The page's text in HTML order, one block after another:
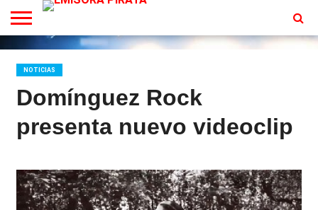
TV
EN
VIVO
CONTACTO
NOTICIAS
Domínguez Rock
presenta nuevo videoclip